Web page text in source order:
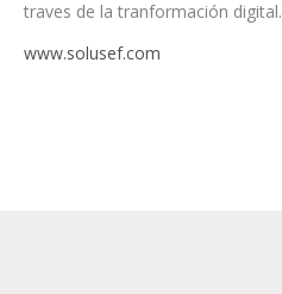
traves de la tranformación digital.
www.solusef.com